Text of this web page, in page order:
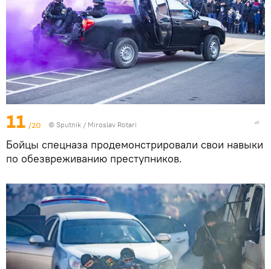
11 /20 © Sputnik / Miroslav Rotari
Бойцы спецназа продемонстрировали свои навыки
по обезвреживанию преступников.